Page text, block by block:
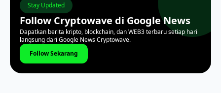
Stay Updated
Follow Cryptowave di Google News
Dapatkan berita kripto, blockchain, dan WEB3 terbaru setiap hari
langsung dari Google News Cryptowave.
Follow Sekarang